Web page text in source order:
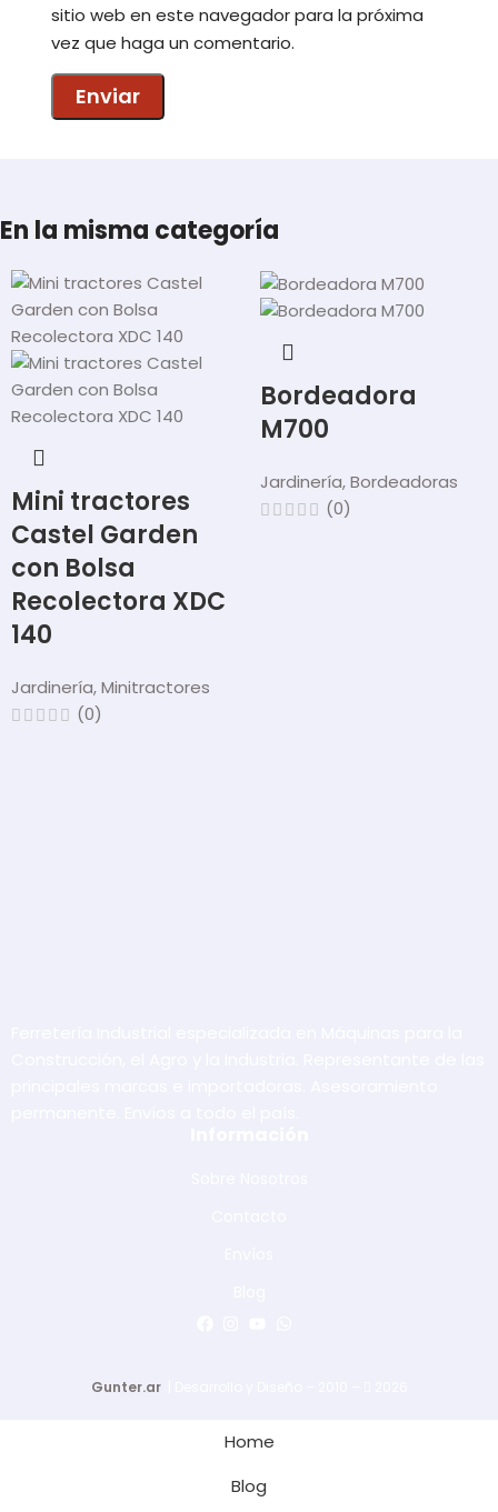
sitio web en este navegador para la próxima
vez que haga un comentario.
En la misma categoría
Mini tractores
Castel Garden
con Bolsa
Recolectora XDC
140
Jardinería,Minitractores
(0)
Bordeadora
M700
Jardinería,Bordeadoras
(0)
Gunter.ar| Desarrollo y Diseño – 2010 –
Home
Blog